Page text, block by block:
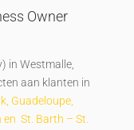
Owner
in Westmalle,
aan klanten in
Guadeloupe,
en St. Barth – St.